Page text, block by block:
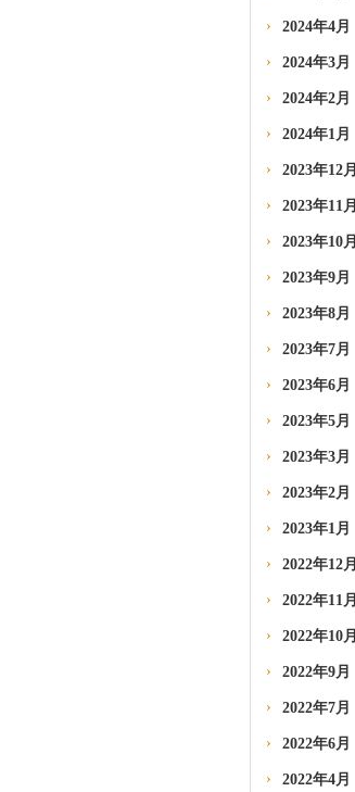
2024年4月
2024年3月
2024年2月
2024年1月
2023年12月
2023年11月
2023年10月
2023年9月
2023年8月
2023年7月
2023年6月
2023年5月
2023年3月
2023年2月
2023年1月
2022年12月
2022年11月
2022年10月
2022年9月
2022年7月
2022年6月
2022年4月